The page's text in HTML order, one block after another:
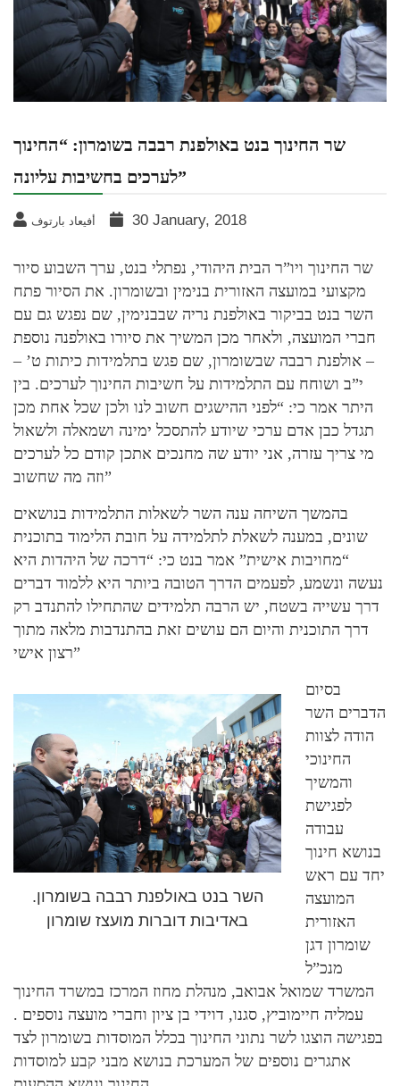
שר החינוך בנט באולפנת רבבה בשומרון: “החינוך
לערכים בחשיבות עליונה”
أفيعاد بارتوف 30 January, 2018
שר החינוך ויו”ר הבית היהודי, נפתלי בנט, ערך השבוע סיור
מקצועי במועצה האזורית בנימין ובשומרון. את הסיור פתח
השר בנט בביקור באולפנת נריה שבבנימין, שם נפגש גם עם
חברי המועצה, ולאחר מכן המשיך את סיורו באולפנה נוספת
– אולפנת רבבה שבשומרון, שם פגש בתלמידות כיתות ט’ –
י”ב ושוחח עם התלמידות על חשיבות החינוך לערכים. בין
היתר אמר כי: “לפני ההישגים חשוב לנו ולכן שכל אחת מכן
תגדל כבן אדם ערכי שיודע להתסכל ימינה ושמאלה ולשאול
מי צריך עזרה, אני יודע שה מחנכים אתכן קודם כל לערכים
וזה מה שחשוב”
בהמשך השיחה ענה השר לשאלות התלמידות בנושאים
שונים, במענה לשאלת לתלמידה על חובת הלימוד בתוכנית
“מחויבות אישית” אמר בנט כי: “דרכה של היהדות היא
נעשה ונשמע, לפעמים הדרך הטובה ביותר היא ללמוד דברים
דרך עשייה בשטח, יש הרבה תלמידים שהתחילו להתנדב רק
דרך התוכנית והיום הם עושים זאת בהתנדבות מלאה מתוך
רצון אישי”
השר בנט באולפנת רבבה בשומרון.
באדיבות דוברות מועצז שומרון
בסיום
הדברים השר
הודה לצוות
החינוכי
והמשיך
לפגישת
עבודה
בנושא חינוך
יחד עם ראש
המועצה
האזורית
שומרון דגן
מנכ”ל
המשרד שמואל אבואב, מנהלת מחוז המרכז במשרד החינוך
עמליה חיימוביץ, סגנו, דוידי בן ציון וחברי מועצה נוספים .
בפגישה הוצגו לשר נתוני החינוך בכלל המוסדות בשומרון לצד
אתגרים נוספים של המערכת בנושא מבני קבע למוסדות